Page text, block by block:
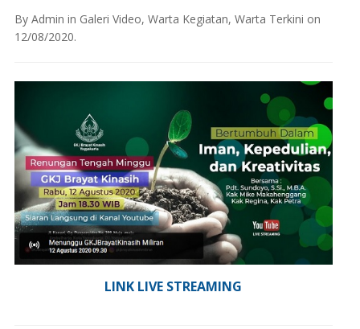
By Admin in Galeri Video, Warta Kegiatan, Warta Terkini on
12/08/2020.
LINK LIVE STREAMING